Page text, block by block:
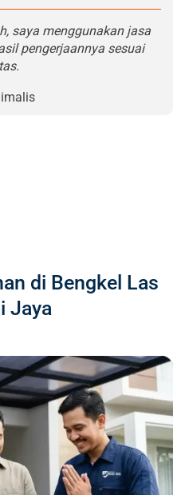
saya menggunakan jasa
pengerjaannya sesuai
di Bengkel Las
Jaya